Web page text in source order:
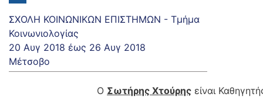
ΣΧΟΛΗ ΚΟΙΝΩΝΙΚΩΝ ΕΠΙΣΤΗΜΩΝ - Τμήμα
Κοινωνιολογίας
20 Αυγ 2018 έως 26 Αυγ 2018
Μέτσοβο
Ο Σωτήρης Χτούρης είναι